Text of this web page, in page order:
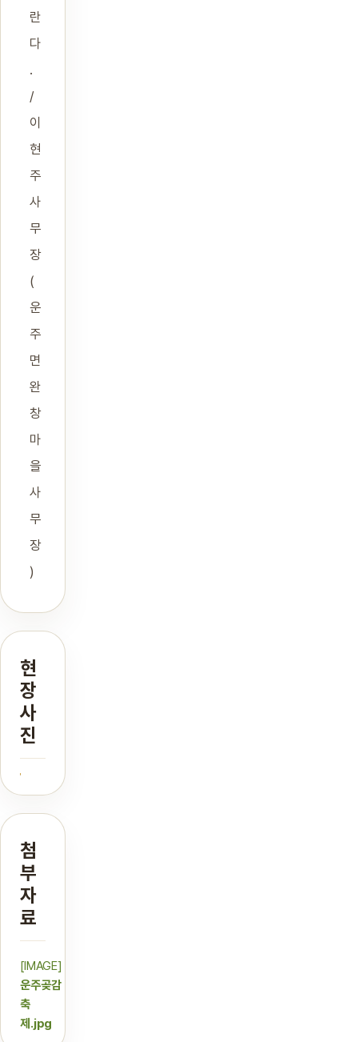
란
다
.
/
이
현
주
사
무
장
(
운
주
면
완
창
마
을
사
무
장
)
현
장
사
진
첨
부
자
료
[IMAGE]
운주곶감
축
제.jpg